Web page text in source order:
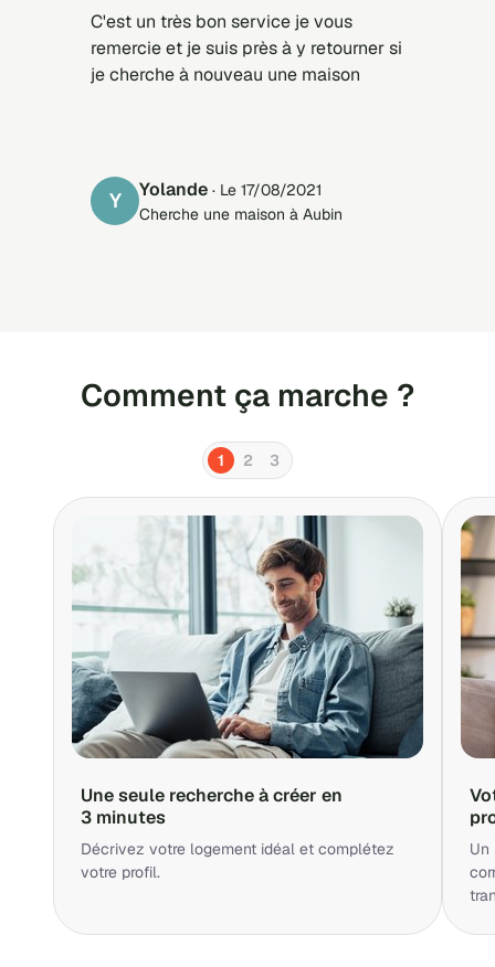
C'est un très bon service je vous
remercie et je suis près à y retourner si
je cherche à nouveau une maison
Y Yolande · Le 17/08/2021
Cherche une maison à Aubin
Comment ça marche ?
1 2 3
Une seule recherche à créer en
3 minutes
Décrivez votre logement idéal et complétez
votre profil.
Un